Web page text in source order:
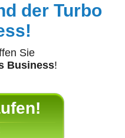
der Turbo
Sie
Business!